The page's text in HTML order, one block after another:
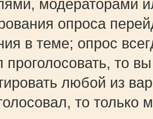
модераторами
опроса
в теме; опрос
проголосовать, то
любой из
то только